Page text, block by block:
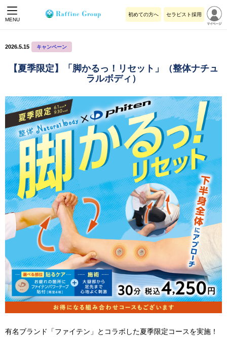
MENU
初めての方へ セラピスト採用
2026.5.15 キャンペーン
【夏季限定】「脚かるっ！リセット」（整体ナチュ
ラルボディ）
有名ブランド「ファイテン」とコラボした夏季限定コースを実施！